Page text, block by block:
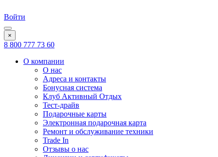
Войти
×
8 800 777 73 60
О компании
О нас
Адреса и контакты
Бонусная система
Клуб Активный Отдых
Тест-драйв
Подарочные карты
Электронная подарочная карта
Ремонт и обслуживание техники
Trade In
Отзывы о нас